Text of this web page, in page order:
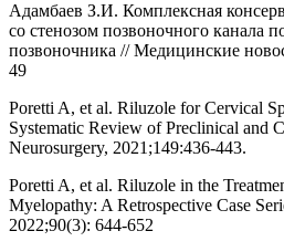
Адамбаев З.И. Комплексная
со стенозом позвоночного канала
позвоночника // Медицинские
49
Poretti A, et al. Riluzole for Cervical
Systematic Review of Preclinical and
Neurosurgery, 2021;149:436-443.
Poretti A, et al. Riluzole in the
Myelopathy: A Retrospective Case
2022;90(3): 644-652